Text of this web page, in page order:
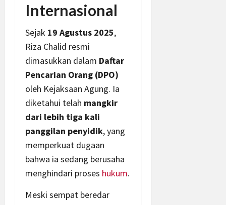
Internasional
Sejak 19 Agustus 2025,
Riza Chalid resmi
dimasukkan dalam Daftar
Pencarian Orang (DPO)
oleh Kejaksaan Agung. Ia
diketahui telah mangkir
dari lebih tiga kali
panggilan penyidik, yang
memperkuat dugaan
bahwa ia sedang berusaha
menghindari proses hukum.
Meski sempat beredar